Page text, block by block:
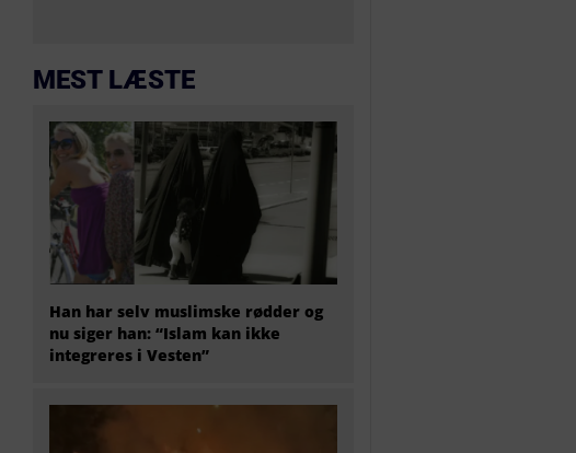
MEST LÆSTE
Han har selv muslimske rødder og
nu siger han: “Islam kan ikke
integreres i Vesten”